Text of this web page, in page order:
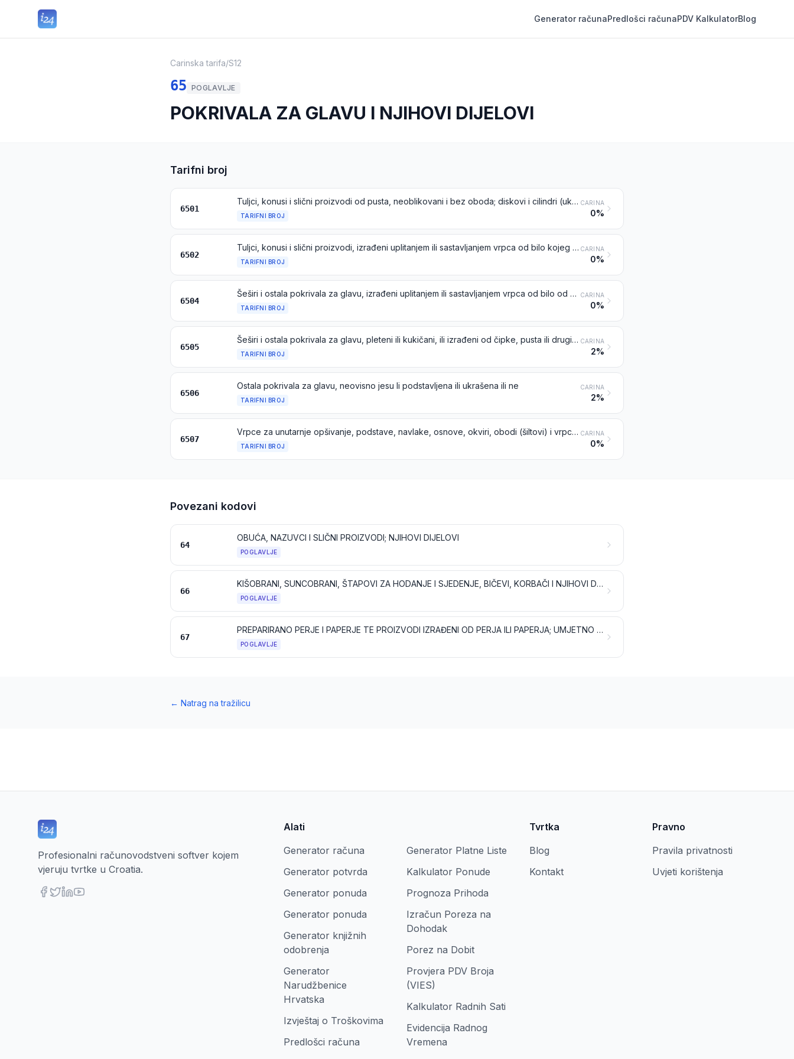
Generator računaPredlošci računaPDV KalkulatorBlog
Carinska tarifa/S12
65 POGLAVLJE
POKRIVALA ZA GLAVU I NJIHOVI DIJELOVI
Tarifni broj
6501
Tuljci, konusi i slični proizvodi od pusta, neoblikovani i bez oboda; diskovi i cilindri (uključujući rezane cilindre), od pusta
TARIFNI BROJ
CARINA
0%
6502
Tuljci, konusi i slični proizvodi, izrađeni uplitanjem ili sastavljanjem vrpca od bilo kojeg materijala, neoblikovani i bez oboda, nepodstavljeni niti ukrašeni
TARIFNI BROJ
CARINA
0%
6504
Šeširi i ostala pokrivala za glavu, izrađeni uplitanjem ili sastavljanjem vrpca od bilo od kojeg materijala, neovisno jesu li podstavljeni ili ukrašeni ili ne
TARIFNI BROJ
CARINA
0%
6505
Šeširi i ostala pokrivala za glavu, pleteni ili kukičani, ili izrađeni od čipke, pusta ili drugih tekstilnih metražnih materijala (ali ne od vrpca), neovisno jesu li podstavljeni ili ukrašeni ili ne; mreže za kosu od bilo kojeg materijala, neovisno jesu li podstavljene ili ukrašene ili ne
TARIFNI BROJ
CARINA
2%
6506
Ostala pokrivala za glavu, neovisno jesu li podstavljena ili ukrašena ili ne
TARIFNI BROJ
CARINA
2%
6507
Vrpce za unutarnje opšivanje, podstave, navlake, osnove, okviri, obodi (šiltovi) i vrpce za vezanje ispod brade, za pokrivala za glavu
TARIFNI BROJ
CARINA
0%
Povezani kodovi
64
OBUĆA, NAZUVCI I SLIČNI PROIZVODI; NJIHOVI DIJELOVI
POGLAVLJE
66
KIŠOBRANI, SUNCOBRANI, ŠTAPOVI ZA HODANJE I SJEDENJE, BIČEVI, KORBAČI I NJIHOVI DIJELOVI
POGLAVLJE
67
PREPARIRANO PERJE I PAPERJE TE PROIZVODI IZRAĐENI OD PERJA ILI PAPERJA; UMJETNO CVIJEĆE; PROIZVODI OD LJUDSKE KOSE
POGLAVLJE
← Natrag na tražilicu
Profesionalni računovodstveni softver kojem
vjeruju tvrtke u Croatia.
Alati
Generator računa
Generator potvrda
Generator ponuda
Generator ponuda
Generator knjižnih
odobrenja
Generator
Narudžbenice
Hrvatska
Izvještaj o Troškovima
Predlošci računa
Generator Platne Liste
Kalkulator Ponude
Prognoza Prihoda
Izračun Poreza na
Dohodak
Porez na Dobit
Provjera PDV Broja
(VIES)
Kalkulator Radnih Sati
Evidencija Radnog
Vremena
Tvrtka
Blog
Kontakt
Pravno
Pravila privatnosti
Uvjeti korištenja